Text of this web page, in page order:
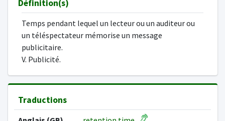
Définition(s)
Temps pendant lequel un lecteur ou un auditeur ou
un téléspectateur mémorise un message
publicitaire.
V. Publicité.
Traductions